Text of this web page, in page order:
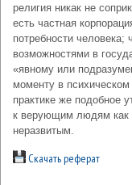
религия никак не
есть частная
потребности
возможностями в
«явному или
моменту в
практике же подобное
к верующим людям как
неразвитым.
Скачать реферат